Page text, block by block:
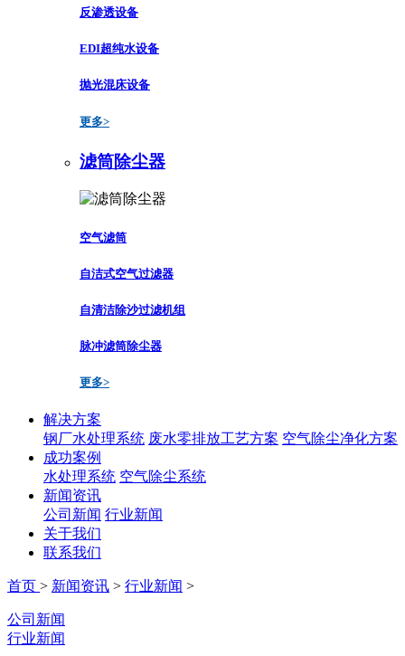
反渗透设备
EDI超纯水设备
抛光混床设备
更多>
滤筒除尘器
空气滤筒
自洁式空气过滤器
自清洁除沙过滤机组
脉冲滤筒除尘器
更多>
解决方案
钢厂水处理系统 废水零排放工艺方案 空气除尘净化方案
成功案例
水处理系统 空气除尘系统
新闻资讯
公司新闻 行业新闻
关于我们
联系我们
首页 > 新闻资讯 > 行业新闻 >
公司新闻
行业新闻